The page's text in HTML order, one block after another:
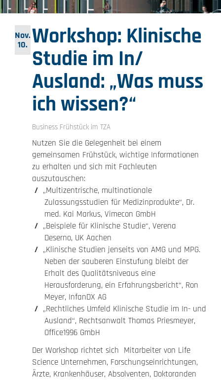
Nov.
10. Workshop: Klinische
Studie im In/
Ausland: „Was muss
ich wissen?“
Business Frühstück im TZA
Nutzen Sie die Gelegenheit bei einem
gemeinsamen Frühstück, wichtige Informationen
zu erhalten und sich mit Fachleuten
auszutauschen:
„Multizentrische, multinationale
Zulassungsstudien für Medizinprodukte“, Dr.
med. Kai Markus, Vimecon GmbH
„Beispiele für Klinische Studie“, Verena
Deserno, UK Aachen
„Klinische Studien jenseits von AMG und MPG.
Neben der sauberen Einstufung bleibt der
Erhalt des Qualitätsniveaus eine
Herausforderung, ein Erfahrungsbericht“, Ron
Meyer, InfanDX AG
„Rechtliches Umfeld Klinische Studie im In- und
Ausland“, Rechtsanwalt Thomas Priesmeyer,
Office1996 GmbH
Der Workshop richtet sich Mitarbeiter von Life
Science Unternehmen, Forschungseinrichtungen,
Ärzte, Krankenhäuser, Absolventen, Doktoranden